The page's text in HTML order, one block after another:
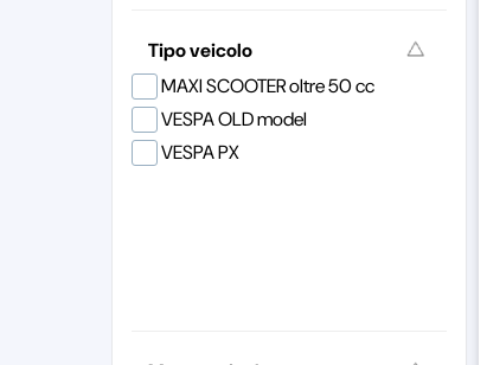
Tipo veicolo
MAXI SCOOTER oltre 50 cc
VESPA OLD model
VESPA PX